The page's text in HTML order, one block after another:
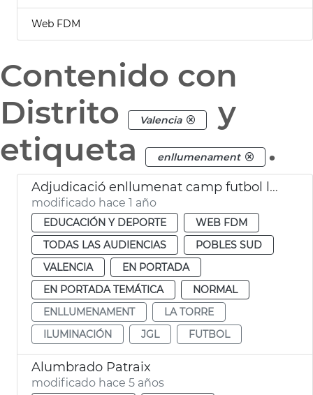
Web FDM
Contenido con
Distrito
Valencia
y
etiqueta
enllumenament .
Adjudicació enllumenat camp futbol la Torre València
modificado hace 1 año
EDUCACIÓN Y DEPORTE
WEB FDM
TODAS LAS AUDIENCIAS
POBLES SUD
VALENCIA
EN PORTADA
EN PORTADA TEMÁTICA
NORMAL
ENLLUMENAMENT
LA TORRE
ILUMINACIÓN
JGL FUTBOL
Alumbrado Patraix
modificado hace 5 años